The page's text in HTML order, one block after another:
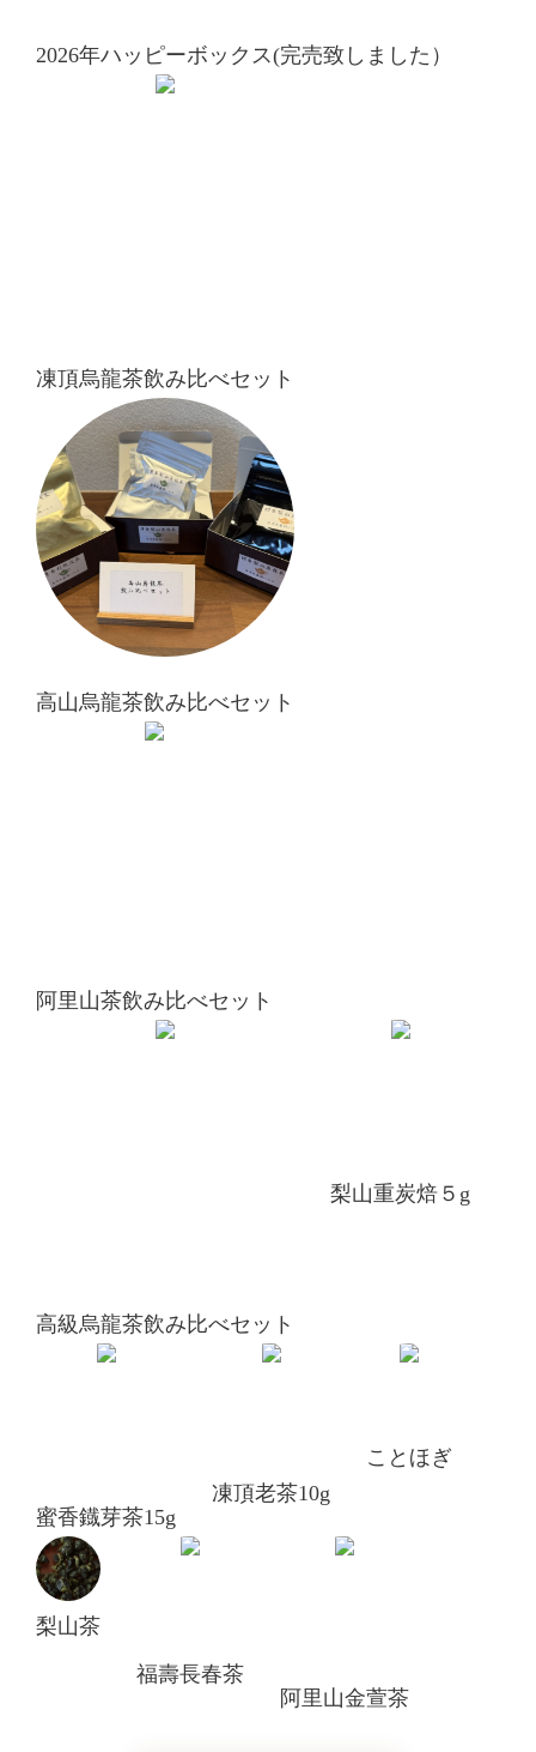
2026年ハッピーボックス(完売致しました）
凍頂烏龍茶飲み比べセット
高山烏龍茶飲み比べセット
阿里山茶飲み比べセット
高級烏龍茶飲み比べセット
梨山重炭焙５g
蜜香鐡芽茶15g
凍頂老茶10g
ことほぎ
梨山茶
福壽長春茶
阿里山金萱茶